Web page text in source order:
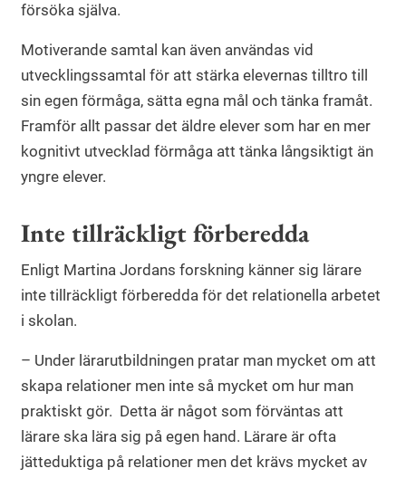
försöka själva.
Motiverande samtal kan även användas vid
utvecklingssamtal för att stärka elevernas tilltro till
sin egen förmåga, sätta egna mål och tänka framåt.
Framför allt passar det äldre elever som har en mer
kognitivt utvecklad förmåga att tänka långsiktigt än
yngre elever.
Inte tillräckligt förberedda
Enligt Martina Jordans forskning känner sig lärare
inte tillräckligt förberedda för det relationella arbetet
i skolan.
– Under lärarutbildningen pratar man mycket om att
skapa relationer men inte så mycket om hur man
praktiskt gör. Detta är något som förväntas att
lärare ska lära sig på egen hand. Lärare är ofta
jätteduktiga på relationer men det krävs mycket av